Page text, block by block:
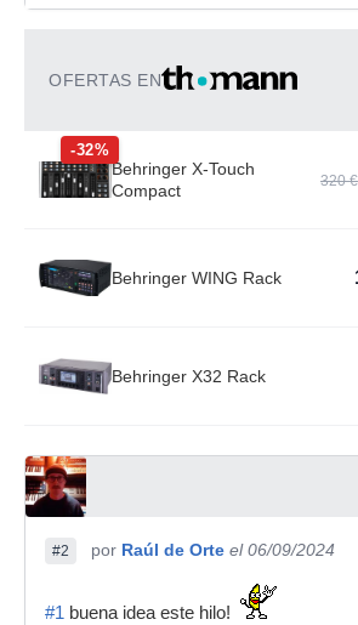
OFERTAS EN
-32%
Behringer X-Touch
Compact
320 €
Behringer WING Rack
Behringer X32 Rack
#2 por Raúl de Orte el 06/09/2024
#1 buena idea este hilo!